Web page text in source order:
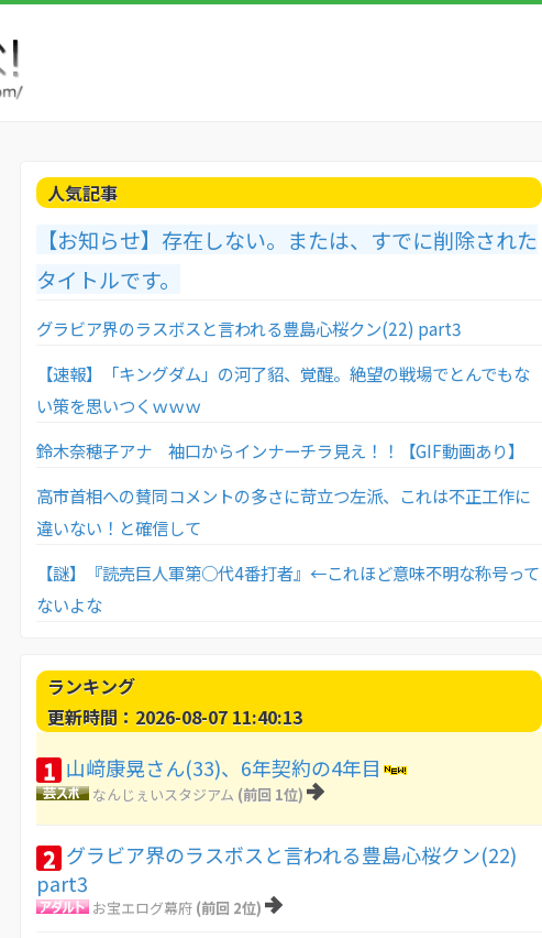
人気記事
【お知らせ】存在しない。または、すでに削除された
タイトルです。
グラビア界のラスボスと言われる豊島心桜クン(22) part3
【速報】「キングダム」の河了貂、覚醒。絶望の戦場でとんでもな
い策を思いつくｗｗｗ
鈴木奈穂子アナ 袖口からインナーチラ見え！！【GIF動画あり】
高市首相への賛同コメントの多さに苛立つ左派、これは不正工作に
違いない！と確信して
【謎】『読売巨人軍第○代4番打者』←これほど意味不明な称号って
ないよな
ランキング
更新時間：2026-08-07 11:40:13
1 山﨑康晃さん(33)、6年契約の4年目
なんじぇいスタジアム (前回 1位)
2 グラビア界のラスボスと言われる豊島心桜クン(22)
part3
お宝エログ幕府 (前回 2位)